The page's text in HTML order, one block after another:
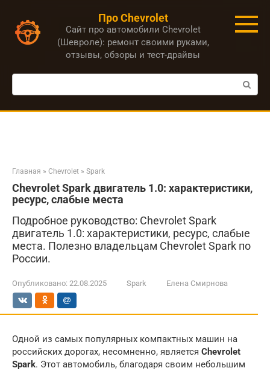
контенту
Про Chevrolet
Сайт про автомобили Chevrolet
(Шевроле): ремонт своими руками,
отзывы, обзоры и тест-драйвы
Поиск:
Главная » Chevrolet » Spark
Chevrolet Spark двигатель 1.0: характеристики,
ресурс, слабые места
Подробное руководство: Chevrolet Spark
двигатель 1.0: характеристики, ресурс, слабые
места. Полезно владельцам Chevrolet Spark по
России.
Опубликовано: 22.08.2025 Spark Елена Смирнова
Одной из самых популярных компактных машин на
российских дорогах, несомненно, является Chevrolet
Spark. Этот автомобиль, благодаря своим небольшим